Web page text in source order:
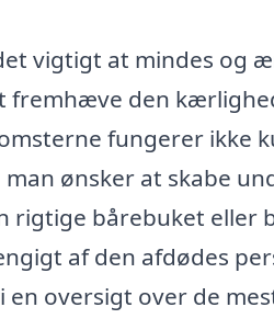
vigtigt at mindes og
fremhæve den
fungerer ikke
ønsker at skabe
rigtige bårebuket eller
af den afdødes
oversigt over de